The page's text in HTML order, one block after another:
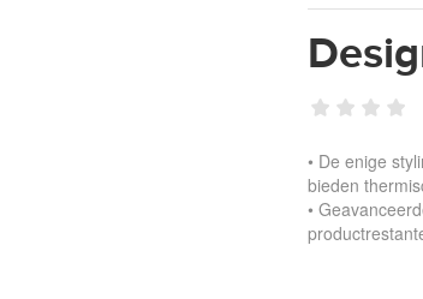
• De enige
bieden
•